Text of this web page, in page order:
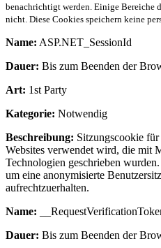
benachrichtigt werden. Einige Bereiche
nicht. Diese Cookies speichern keine
Name: ASP.NET_SessionId
Dauer: Bis zum Beenden der
Art: 1st Party
Kategorie: Notwendig
Beschreibung: Sitzungscookie
Websites verwendet wird, die mit
Technologien geschrieben
um eine anonymisierte
aufrechtzuerhalten.
Name:
Dauer: Bis zum Beenden der